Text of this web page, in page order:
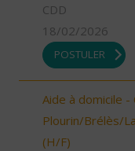
CDD
18/02/2026
POSTULER
Aide à domicile -
Plourin/Brélès/
(H/F)